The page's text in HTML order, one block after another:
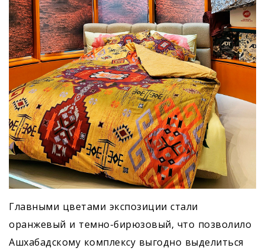
Главными цветами экспозиции стали
оранжевый и темно-бирюзовый, что позволило
Ашхабадскому комплексу выгодно выделиться